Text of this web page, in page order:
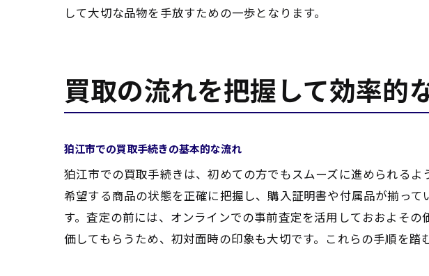
買取で最大限の価値
狛江市での買取
買取後に後悔し
狛江市の買取ト
買取業者との
して大切な品物を手放すための一歩となります。
買取の流れを把握して効率的
狛江市での買取手続きの基本的な流れ
狛江市での買取手続きは、初めての方でもスムーズに進められる
希望する商品の状態を正確に把握し、購入証明書や付属品が揃っ
す。査定の前には、オンラインでの事前査定を活用しておおよそ
価してもらうため、初対面時の印象も大切です。これらの手順を